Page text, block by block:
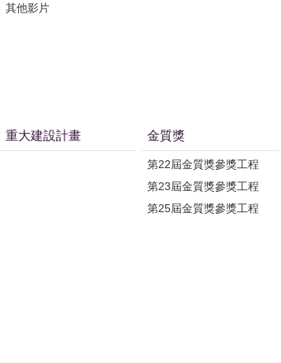
其他影片
重大建設計畫 金質獎
第22屆金質獎參獎工程
第23屆金質獎參獎工程
第25屆金質獎參獎工程